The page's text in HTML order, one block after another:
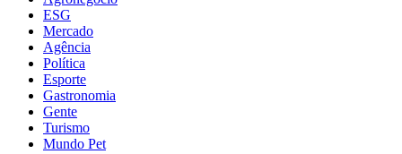
ESG
Mercado
Agência
Política
Esporte
Gastronomia
Gente
Turismo
Mundo Pet